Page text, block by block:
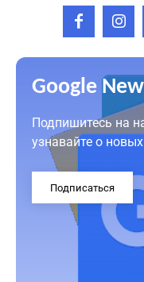
Google
Подпишитесь на
узнавайте о
Подписаться